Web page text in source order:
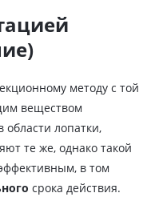
методу с той
веществом
лопатки,
те же, однако такой
в том
срока действия.